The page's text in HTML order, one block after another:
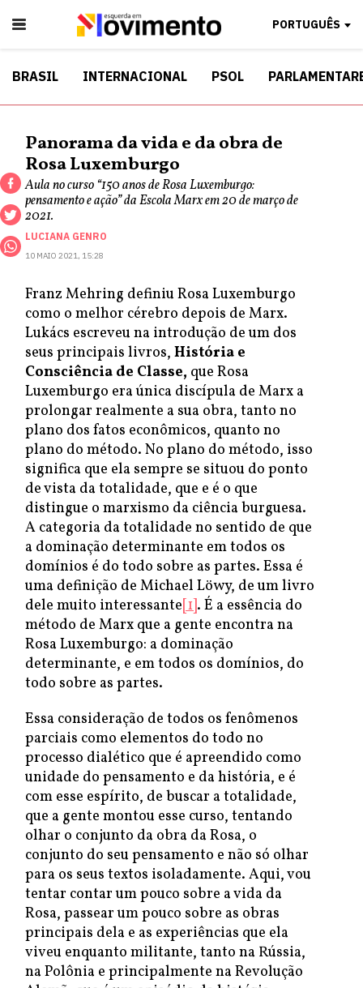
PORTUGUÊS
BRASIL INTERNACIONAL PSOL
Panorama da vida e da obra de
Rosa Luxemburgo
Aula no curso “150 anos de Rosa Luxemburgo:
pensamento e ação” da Escola Marx em 20 de março de
2021.
LUCIANA GENRO
10 MAIO 2021, 15:28
Franz Mehring definiu Rosa Luxemburgo
como o melhor cérebro depois de Marx.
Lukács escreveu na introdução de um dos
seus principais livros, História e
Consciência de Classe, que Rosa
Luxemburgo era única discípula de Marx a
prolongar realmente a sua obra, tanto no
plano dos fatos econômicos, quanto no
plano do método. No plano do método, isso
significa que ela sempre se situou do ponto
de vista da totalidade, que e é o que
distingue o marxismo da ciência burguesa.
A categoria da totalidade no sentido de que
a dominação determinante em todos os
domínios é do todo sobre as partes. Essa é
uma definição de Michael Löwy, de um livro
dele muito interessante[1]. É a essência do
método de Marx que a gente encontra na
Rosa Luxemburgo: a dominação
determinante, e em todos os domínios, do
todo sobre as partes.
Essa consideração de todos os fenômenos
parciais como elementos do todo no
processo dialético que é apreendido como
unidade do pensamento e da história, e é
com esse espírito, de buscar a totalidade,
que a gente montou esse curso, tentando
olhar o conjunto da obra da Rosa, o
conjunto do seu pensamento e não só olhar
para os seus textos isoladamente. Aqui, vou
tentar contar um pouco sobre a vida da
Rosa, passear um pouco sobre as obras
principais dela e as experiências que ela
viveu enquanto militante, tanto na Rússia,
na Polônia e principalmente na Revolução